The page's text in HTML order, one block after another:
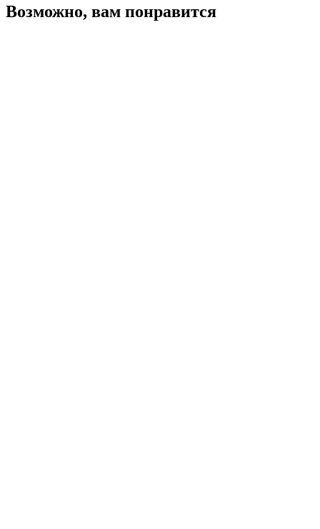
Возможно, вам понравится